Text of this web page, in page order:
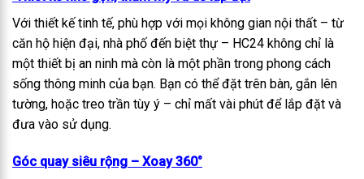
Với thiết kế tinh tế, phù hợp với mọi không gian nội thất – từ
căn hộ hiện đại, nhà phố đến biệt thự – HC24 không chỉ là
một thiết bị an ninh mà còn là một phần trong phong cách
sống thông minh của bạn. Bạn có thể đặt trên bàn, gắn lên
tường, hoặc treo trần tùy ý – chỉ mất vài phút để lắp đặt và
đưa vào sử dụng.
Góc quay siêu rộng – Xoay 360°